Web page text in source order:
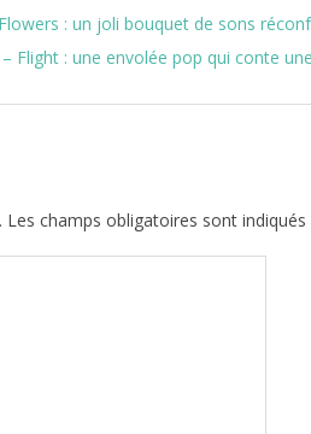
: un joli bouquet de sons
Flight : une envolée pop qui conte
Les champs obligatoires sont indiqués